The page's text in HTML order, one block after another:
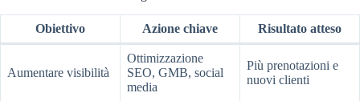
Obiettivo Azione chiave Risultato atteso
Aumentare visibilità
Ottimizzazione
SEO, GMB, social
media
Più prenotazioni e
nuovi clienti